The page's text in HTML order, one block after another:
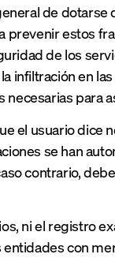
de
prevenir estos
de los
infiltración en
para
el usuario dice
se han
contrario,
ni el registro
con